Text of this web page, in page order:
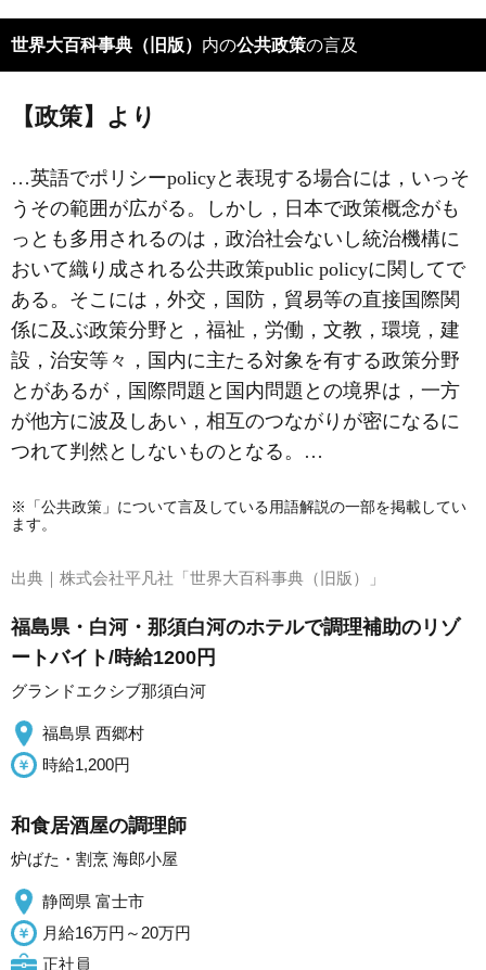
世界大百科事典（旧版） 内の公共政策の言及
【政策】より
…英語でポリシーpolicyと表現する場合には，いっそ
うその範囲が広がる。しかし，日本で政策概念がも
っとも多用されるのは，政治社会ないし統治機構に
おいて織り成される公共政策public policyに関してで
ある。そこには，外交，国防，貿易等の直接国際関
係に及ぶ政策分野と，福祉，労働，文教，環境，建
設，治安等々，国内に主たる対象を有する政策分野
とがあるが，国際問題と国内問題との境界は，一方
が他方に波及しあい，相互のつながりが密になるに
つれて判然としないものとなる。…
※「公共政策」について言及している用語解説の一部を掲載してい
ます。
出典｜ 株式会社平凡社「世界大百科事典（旧版）」
福島県・白河・那須白河のホテルで調理補助のリゾ
ートバイト/時給1200円
グランドエクシブ那須白河
福島県 西郷村
時給1,200円
和食居酒屋の調理師
炉ばた・割烹 海郎小屋
静岡県 富士市
月給16万円～20万円
正社員